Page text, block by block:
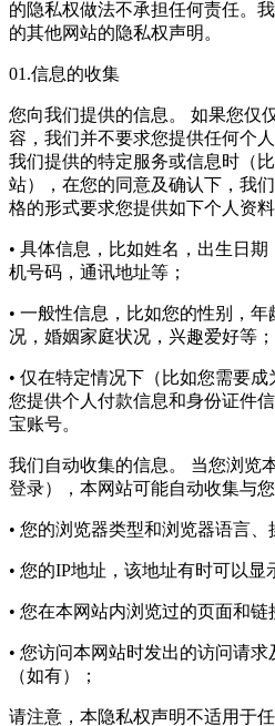
的隐私权做法不承担任何责任。
的其他网站的隐私权声明。
01.信息的收集
您向我们提供的信息。 如果您仅
容，我们并不要求您提供任何个
我们提供的特定服务或信息时（
站），在您的同意及确认下，我
格的形式要求您提供如下个人资料
• 具体信息，比如姓名，出生日
机号码，通讯地址等；
• 一般性信息，比如您的性别，
况，婚姻家庭状况，兴趣爱好等；
• 仅在特定情况下（比如您需要
您提供个人付款信息和身份证件
宝账号。
我们自动收集的信息。 当您浏览
登录），本网站可能自动收集与
• 您的浏览器类型和浏览器语言、
• 您的IP地址，该地址有时可以显
• 您在本网站内浏览过的页面和链
• 您访问本网站时发出的访问请
（如有）；
请注意，本隐私权声明不适用于